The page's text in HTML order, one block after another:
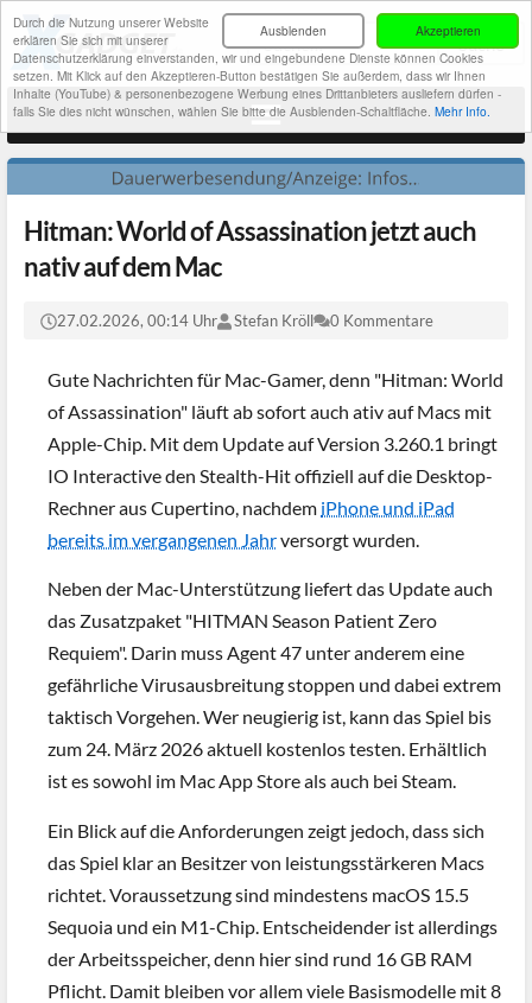
Akzeptieren
Ausblenden
Durch die Nutzung unserer Website
erklären Sie sich mit unserer
Datenschutzerklärung einverstanden, wir und eingebundene Dienste können Cookies
setzen. Mit Klick auf den Akzeptieren-Button bestätigen Sie außerdem, dass wir Ihnen
Inhalte (YouTube) & personenbezogene Werbung eines Drittanbieters ausliefern dürfen -
falls Sie dies nicht wünschen, wählen Sie bitte die Ausblenden-Schaltfläche. Mehr Info.
Hitman: World of Assassination jetzt auch
nativ auf dem Mac
27.02.2026, 00:14 Uhr Stefan Kröll 0 Kommentare
Gute Nachrichten für Mac-Gamer, denn "Hitman: World
of Assassination" läuft ab sofort auch ativ auf Macs mit
Apple-Chip. Mit dem Update auf Version 3.260.1 bringt
IO Interactive den Stealth-Hit offiziell auf die Desktop-
Rechner aus Cupertino, nachdem iPhone und iPad
bereits im vergangenen Jahrversorgt wurden.
Neben der Mac-Unterstützung liefert das Update auch
das Zusatzpaket "HITMAN Season Patient Zero
Requiem". Darin muss Agent 47 unter anderem eine
gefährliche Virusausbreitung stoppen und dabei extrem
taktisch Vorgehen. Wer neugierig ist, kann das Spiel bis
zum 24. März 2026 aktuell kostenlos testen. Erhältlich
ist es sowohl im Mac App Store als auch bei Steam.
Ein Blick auf die Anforderungen zeigt jedoch, dass sich
das Spiel klar an Besitzer von leistungsstärkeren Macs
richtet. Voraussetzung sind mindestens macOS 15.5
Sequoia und ein M1-Chip. Entscheidender ist allerdings
der Arbeitsspeicher, denn hier sind rund 16 GB RAM
Pflicht. Damit bleiben vor allem viele Basismodelle mit 8